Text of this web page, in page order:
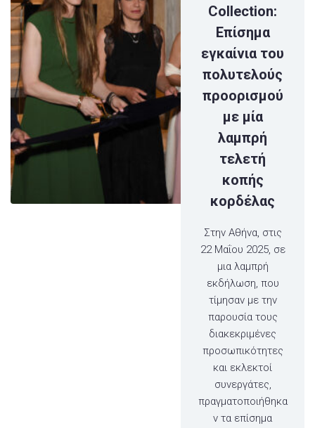
Collection:
Επίσημα
εγκαίνια του
πολυτελούς
προορισμού
με μία
λαμπρή
τελετή
κοπής
κορδέλας
Στην Αθήνα, στις
22 Μαΐου 2025, σε
μια λαμπρή
εκδήλωση, που
τίμησαν με την
παρουσία τους
διακεκριμένες
προσωπικότητες
και εκλεκτοί
συνεργάτες,
πραγματοποιήθηκα
ν τα επίσημα